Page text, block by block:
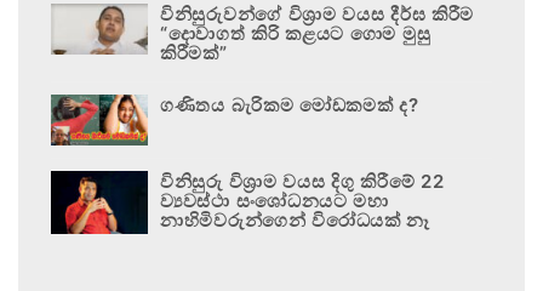
විනිසුරුවන්ගේ විශ්‍රාම වයස දීර්ඝ කිරීම
“දොවාගත් කිරි කළයට ගොම මුසු
කිරීමක්”
ගණිතය බැරිකම මෝඩකමක් ද?
විනිසුරු විශ්‍රාම වයස දිගු කිරීමේ 22
ව්‍යවස්ථා සංශෝධනයට මහා
නාහිමිවරුන්ගෙන් විරෝධයක් නෑ